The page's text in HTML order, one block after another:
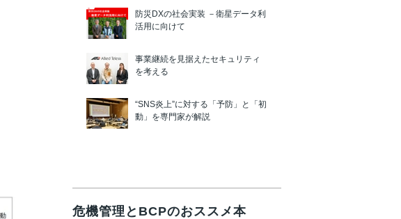
防災DXの社会実装 －衛星データ利
活用に向けて
事業継続を見据えたセキュリティ
を考える
“SNS炎上”に対する「予防」と「初
動」を専門家が解説
危機管理とBCPのおススメ本